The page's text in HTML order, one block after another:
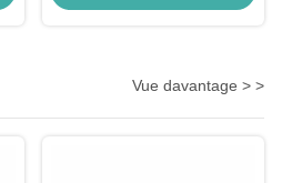
Vue davantage > >